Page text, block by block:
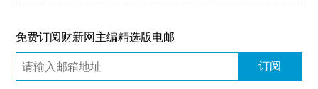
免费订阅财新网主编精选版电邮
订阅